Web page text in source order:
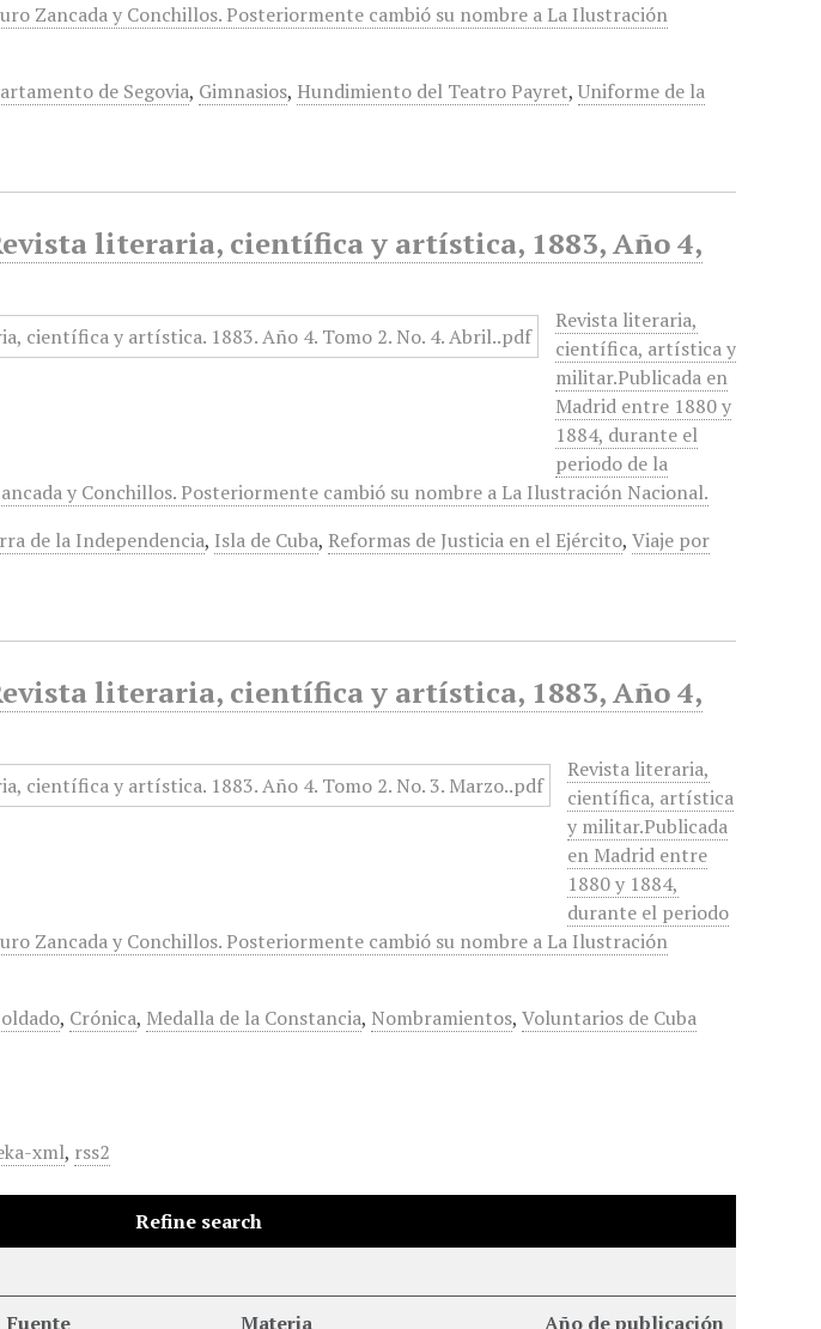
Zancada y Conchillos. Posteriormente cambió su nombre a La Ilustración
de Segovia, Gimnasios, Hundimiento del Teatro Payret,Uniforme de la
literaria, científica y artística, 1883, Año 4,
Revista literaria,
científica, artística y
militar.Publicada en
Madrid entre 1880 y
1884, durante el
periodo de la
y Conchillos. Posteriormente cambió su nombre a La Ilustración Nacional.
de la Independencia, Isla de Cuba, Reformas de Justicia en el Ejército,Viaje por
literaria, científica y artística, 1883, Año 4,
Revista literaria,
científica, artística
y militar.Publicada
en Madrid entre
1880 y 1884,
durante el periodo
Zancada y Conchillos. Posteriormente cambió su nombre a La Ilustración
, Crónica, Medalla de la Constancia, Nombramientos,Voluntarios de Cuba
xml, rss2
Refine search
Fuente Materia Año de publicación